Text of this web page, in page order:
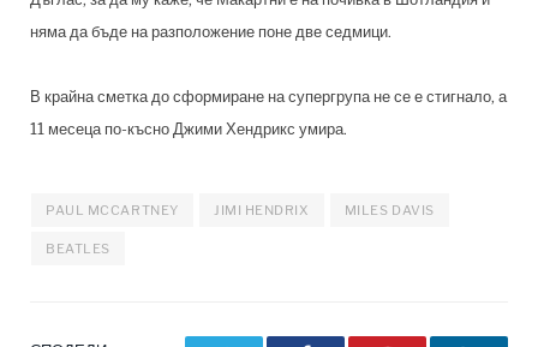
няма да бъде на разположение поне две седмици.
В крайна сметка до сформиране на супергрупа не се е стигнало, а
11 месеца по-късно Джими Хендрикс умира.
PAUL MCCARTNEY JIMI HENDRIX MILES DAVIS
BEATLES